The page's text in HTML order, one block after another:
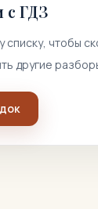
с ГДЗ
чтобы
другие